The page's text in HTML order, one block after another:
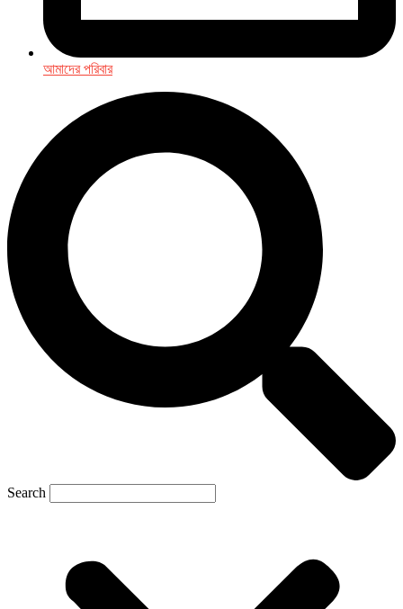
আমাদের পরিবার
Search